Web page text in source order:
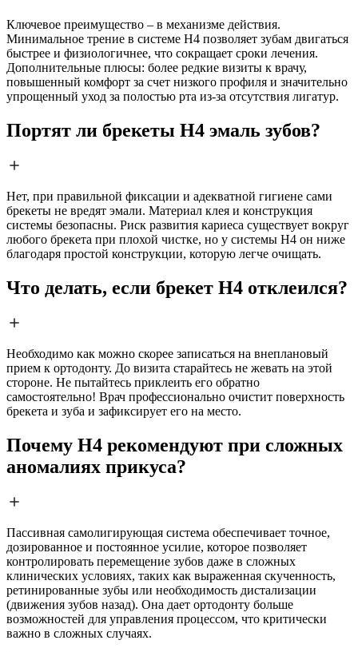
Ключевое преимущество – в механизме действия.
Минимальное трение в системе H4 позволяет зубам двигаться
быстрее и физиологичнее, что сокращает сроки лечения.
Дополнительные плюсы: более редкие визиты к врачу,
повышенный комфорт за счет низкого профиля и значительно
упрощенный уход за полостью рта из-за отсутствия лигатур.
Портят ли брекеты H4 эмаль зубов?
Нет, при правильной фиксации и адекватной гигиене сами
брекеты не вредят эмали. Материал клея и конструкция
системы безопасны. Риск развития кариеса существует вокруг
любого брекета при плохой чистке, но у системы H4 он ниже
благодаря простой конструкции, которую легче очищать.
Что делать, если брекет H4 отклеился?
Необходимо как можно скорее записаться на внеплановый
прием к ортодонту. До визита старайтесь не жевать на этой
стороне. Не пытайтесь приклеить его обратно
самостоятельно! Врач профессионально очистит поверхность
брекета и зуба и зафиксирует его на место.
Почему H4 рекомендуют при сложных
аномалиях прикуса?
Пассивная самолигирующая система обеспечивает точное,
дозированное и постоянное усилие, которое позволяет
контролировать перемещение зубов даже в сложных
клинических условиях, таких как выраженная скученность,
ретинированные зубы или необходимость дистализации
(движения зубов назад). Она дает ортодонту больше
возможностей для управления процессом, что критически
важно в сложных случаях.